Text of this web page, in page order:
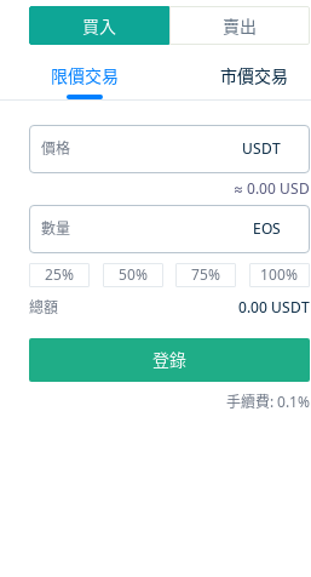
買入 賣出
限價交易 市價交易
價格
USDT
≈ 0.00 USD
數量
EOS
25% 50% 75%
100%
總額
0.00 USDT
登錄
手續費: 0.1%